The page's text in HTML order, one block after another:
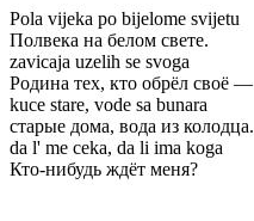
Pola vijeka po bijelome svijetu
Полвека на белом свете.
zavicaja uzelih se svoga
Родина тех, кто обрёл своё —
kuce stare, vode sa bunara
старые дома, вода из колодца.
da l' me ceka, da li ima koga
Кто-нибудь ждёт меня?